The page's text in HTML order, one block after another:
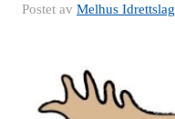
Postet av Melhus Idrettslag